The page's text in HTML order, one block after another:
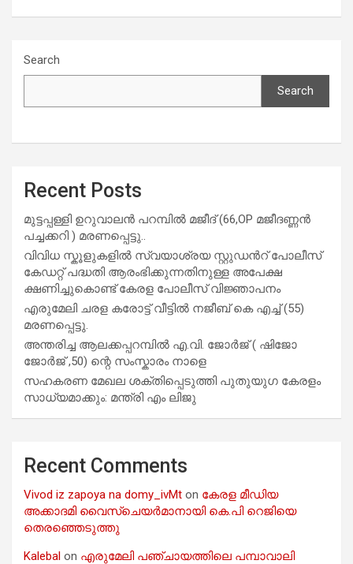
Search
Search
Recent Posts
മുട്ടപ്പള്ളി ഉറുവാലൻ പറമ്പിൽ മജീദ് (66,OP മജീദണ്ണൻ
പച്ചക്കറി ) മരണപ്പെട്ടു..
വിവിധ സ്കൂളുകളില്‍ സ്വയാശ്രയ സ്റ്റുഡന്‍റ് പോലീസ്
കേഡറ്റ് പദ്ധതി ആരംഭിക്കുന്നതിനുള്ള അപേക്ഷ
ക്ഷണിച്ചുകൊണ്ട് കേരള പോലീസ് വിജ്ഞാപനം
എരുമേലി ചരള കരോട്ട് വീട്ടിൽ നജീബ് കെ എച്ച് (55)
മരണപ്പെട്ടു.
അന്തരിച്ച ആ​ല​ക്ക​പ്പ​റമ്പിൽ​ എ.​വി. ജോ​ർ​ജ് ( ഷിജോ
ജോർജ് ,50) ന്റെ സംസ്കാരം നാളെ
സഹകരണ മേഖല ശക്തിപ്പെടുത്തി പുതുയുഗ കേരളം
സാധ്യമാക്കും: മന്ത്രി എം ലിജു
Recent Comments
Vivod iz zapoya na domy_ivMt on കേരള മീഡിയ
അക്കാദമി വൈസ്ചെയർമാനായി കെ.പി റെജിയെ
തെരഞ്ഞെടുത്തു
Kalebal on എരുമേലി പഞ്ചായത്തിലെ പമ്പാവാലി